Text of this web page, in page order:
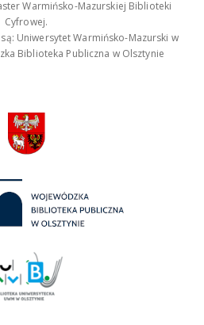
Warmińsko-Mazurskiej Biblioteki
Cyfrowej.
Uniwersytet Warmińsko-Mazurski w
Biblioteka Publiczna w Olsztynie